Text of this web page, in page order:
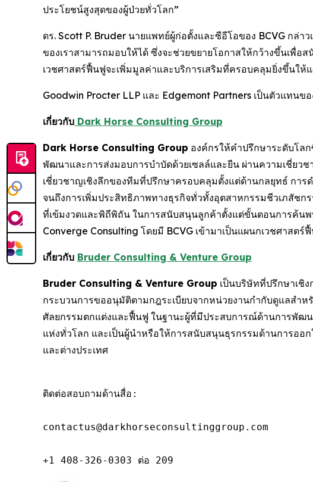
ประโยชน์สูงสุดของผู้ป่วยทั่วโลก”
ดร. Scott P. Bruder นายแพทย์ผู้ก่อตั้งและซีอีโอของ BCVG กล่
ของเราสามารถมอบให้ได้ ซึ่งจะช่วยขยายโอกาสให้กว้างขึ้นเ
เวชศาสตร์ฟื้นฟูจะเพิ่มมูลค่าและบริการเสริมที่ครอบคลุมยิ่งขึ้นใ
Goodwin Procter LLP และ Edgemont Partners เป็นตัวแทนข
เกี่ยวกับ Dark Horse Consulting Group
Dark Horse Consulting Group องค์กรให้คำปรึกษาระดับโลก
พัฒนาและการส่งมอบการบำบัดด้วยเซลล์และยีน ผ่านความเชี่ยว
เชี่ยวชาญเชิงลึกของทีมที่ปรึกษาครอบคลุมตั้งแต่ด้านกลยุทธ์ การ
จนถึงการเพิ่มประสิทธิภาพทางธุรกิจทั่วทั้งอุตสาหกรรมชีวเภสัช
ที่เข้มงวดและพิถีพิถัน ในการสนับสนุนลูกค้าตั้งแต่ขั้นตอนการค้นพ
Converge Consulting โดยมี BCVG เข้ามาเป็นแผนกเวชศาสตร์
เกี่ยวกับ Bruder Consulting & Venture Group
Bruder Consulting & Venture Group เป็นบริษัทที่ปรึกษาเชิ
กระบวนการขออนุมัติตามกฎระเบียบจากหน่วยงานกำกับดูแลส
ศัลยกรรมตกแต่งและฟื้นฟู ในฐานะผู้ที่มีประสบการณ์ด้านการพัฒน
แห่งทั่วโลก และเป็นผู้นำหรือให้การสนับสนุนธุรกรรมด้านการออ
และต่างประเทศ
ติดต่อสอบถามด้านสื่อ:
contactus@darkhorseconsultinggroup.com
+1 408-326-0303 ต่อ 209